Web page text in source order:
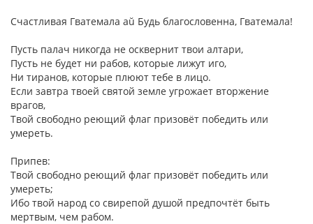
Счастливая Гватемала aŭ Будь благословенна, Гватемала!
Пусть палач никогда не осквернит твои алтари,
Пусть не будет ни рабов, которые лижут иго,
Ни тиранов, которые плюют тебе в лицо.
Если завтра твоей святой земле угрожает вторжение
врагов,
Твой свободно реющий флаг призовёт победить или
умереть.
Припев:
Твой свободно реющий флаг призовёт победить или
умереть;
Ибо твой народ со свирепой душой предпочтёт быть
мертвым, чем рабом.